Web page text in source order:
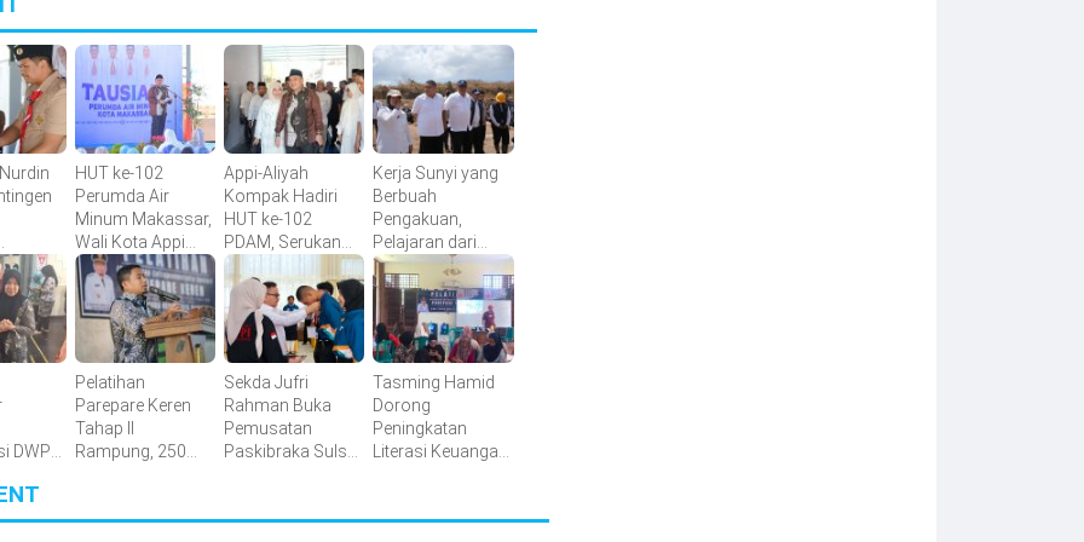
HUT ke-102
Perumda Air
Minum Makassar,
Wali Kota Appi
Apresiasi
Komitmen
Tingkatkan
Pelayanan Air
Bersih
Appi-Aliyah
Kompak Hadiri
HUT ke-102
PDAM, Serukan
Direksi Perkuat
Pelayanan Air
Bersih
Kerja Sunyi yang
Berbuah
Pengakuan,
Pelajaran dari
Tamangapa
DWP
Pelatihan
Parepare Keren
Tahap II
Rampung, 250
Dilatih
Sekda Jufri
Rahman Buka
Pemusatan
Paskibraka Sulsel,
Tasming Hamid
Dorong
Peningkatan
Literasi Keuangan
GENCARKAN